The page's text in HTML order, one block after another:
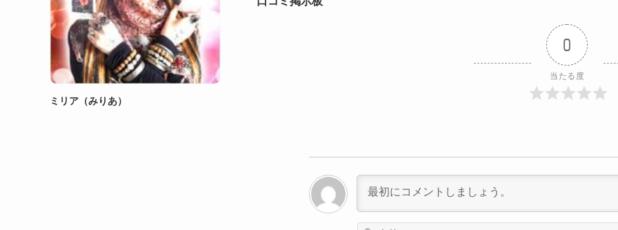
0
当たる度
ミリア（みりあ）